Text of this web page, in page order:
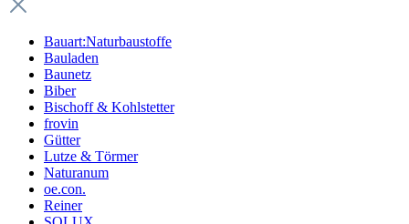
Bauart:Naturbaustoffe
Bauladen
Baunetz
Biber
Bischoff & Kohlstetter
frovin
Gütter
Lutze & Törmer
Naturanum
oe.con.
Reiner